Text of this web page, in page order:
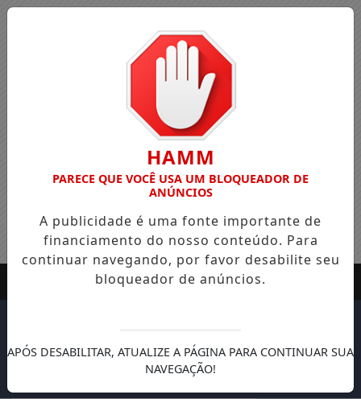
HAMM
PARECE QUE VOCÊ USA UM BLOQUEADOR DE
ANÚNCIOS
A publicidade é uma fonte importante de
financiamento do nosso conteúdo. Para
continuar navegando, por favor desabilite seu
bloqueador de anúncios.
APÓS DESABILITAR, ATUALIZE A PÁGINA PARA CONTINUAR SUA
NAVEGAÇÃO!